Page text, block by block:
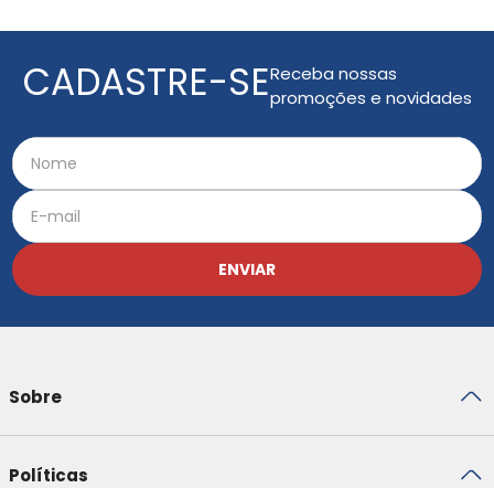
CADASTRE-SEReceba nossas
promoções e novidades
ENVIAR
Sobre
Políticas